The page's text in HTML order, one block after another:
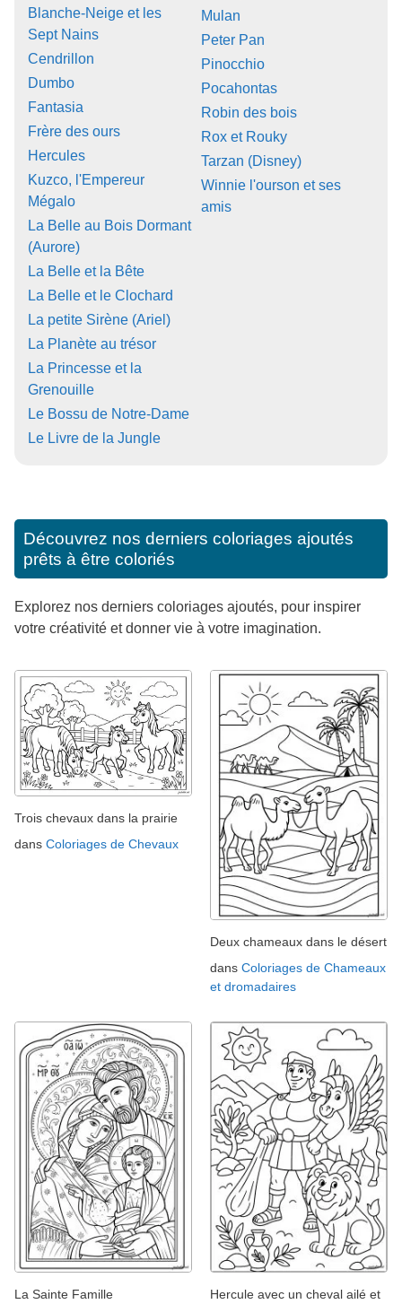
Blanche-Neige et les
Sept Nains
Cendrillon
Dumbo
Fantasia
Frère des ours
Hercules
Kuzco, l'Empereur
Mégalo
La Belle au Bois Dormant
(Aurore)
La Belle et la Bête
La Belle et le Clochard
La petite Sirène (Ariel)
La Planète au trésor
La Princesse et la
Grenouille
Le Bossu de Notre-Dame
Le Livre de la Jungle
Mulan
Peter Pan
Pinocchio
Pocahontas
Robin des bois
Rox et Rouky
Tarzan (Disney)
Winnie l'ourson et ses
amis
Découvrez nos derniers coloriages ajoutés
prêts à être coloriés
Explorez nos derniers coloriages ajoutés, pour inspirer
votre créativité et donner vie à votre imagination.
Trois chevaux dans la prairie
dans Coloriages de Chevaux
Deux chameaux dans le désert
dans Coloriages de Chameaux
et dromadaires
La Sainte Famille
Hercule avec un cheval ailé et